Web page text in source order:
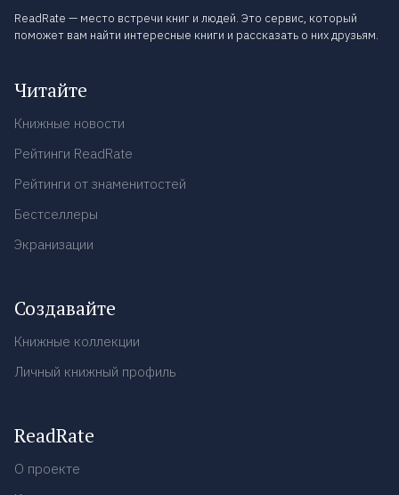
ReadRate — место встречи книг и людей. Это сервис, который
поможет вам найти интересные книги и рассказать о них друзьям.
Читайте
Книжные новости
Рейтинги ReadRate
Рейтинги от знаменитостей
Бестселлеры
Экранизации
Создавайте
Книжные коллекции
Личный книжный профиль
ReadRate
О проекте